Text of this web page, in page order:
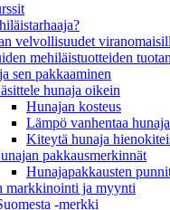
velvollisuudet
mehiläistuotteiden
sen pakkaaminen
hunaja oikein
Hunajan kosteus
Lämpö vanhentaa
Kiteytä hunaja
pakkausmerkinnät
Hunajapakkausten
markkinointi ja myynti
-merkki